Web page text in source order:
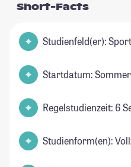
Short-Facts
Studienfeld(er):
Startdatum:
Regelstudienzeit: 6
Studienform(en):